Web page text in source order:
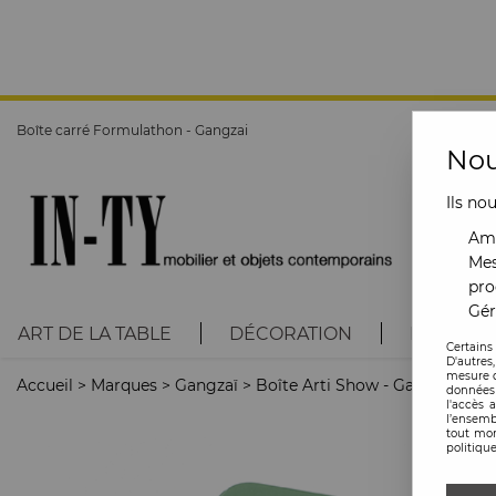
Boîte carré Formulathon - Gangzai
ART DE LA TABLE DÉCORATION
Accueil > Marques > Gangzaï > Boîte Arti Show - Gangzai
Ils
mesure
l'accès
tout